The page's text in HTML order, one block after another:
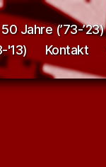
50 Jahre (’73-’23)
'13)
Kontakt